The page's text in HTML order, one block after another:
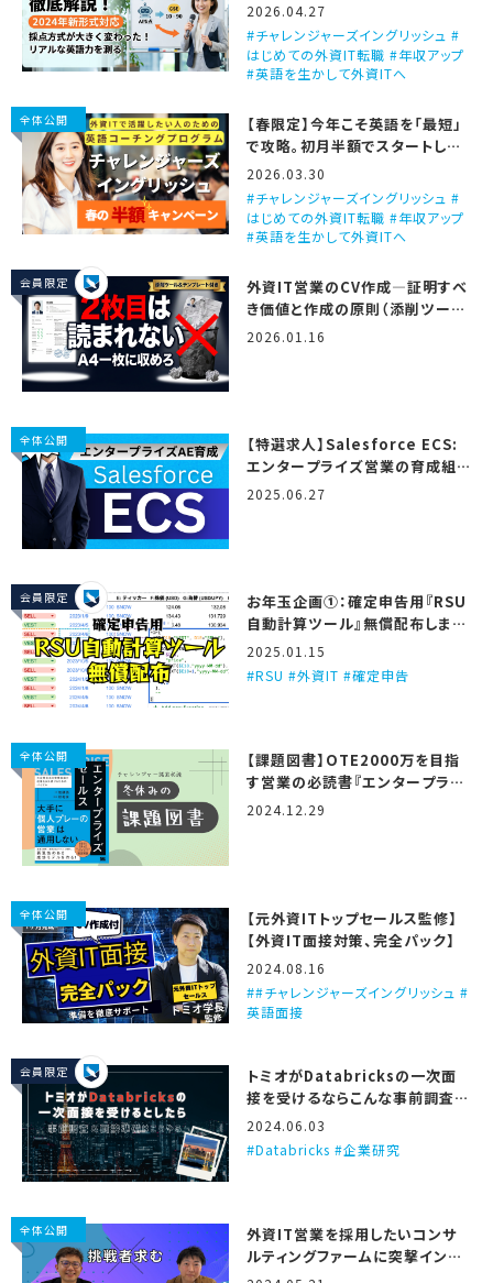
2026.04.27
チャレンジャーズイングリッシュ #
はじめての外資IT転職 #年収アップ
#英語を生かして外資ITへ
全体公開
【春限定】今年こそ英語を「最短」
で攻略。初月半額でスタートしま
せんか？
2026.03.30
チャレンジャーズイングリッシュ #
はじめての外資IT転職 #年収アップ
#英語を生かして外資ITへ
会員限定
外資IT営業のCV作成―証明すべ
き価値と作成の原則（添削ツール
＆テンプレート付き）
2026.01.16
全体公開
【特選求人】Salesforce ECS:
エンタープライズ営業の育成組
織…！ (2025/6/27更新)
2025.06.27
会員限定
お年玉企画①：確定申告用『RSU
自動計算ツール』無償配布しま
す！
2025.01.15
RSU #外資IT #確定申告
全体公開
【課題図書】OTE2000万を目指
す営業の必読書『エンタープライ
ズセールス』
2024.12.29
全体公開
【元外資ITトップセールス監修】
【外資IT面接対策、完全パック】
2024.08.16
#チャレンジャーズイングリッシュ #
英語面接
会員限定
トミオがDatabricksの一次面
接を受けるならこんな事前調査と
準備をする、という話
2024.06.03
Databricks #企業研究
全体公開
外資IT営業を採用したいコンサ
ルティングファームに突撃インタ
ビュー！（Unite Partners）